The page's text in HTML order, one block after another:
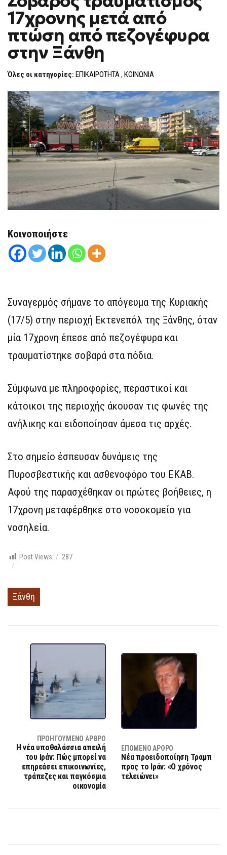
ΤΡΑΥΜΑΤΙΣΜΌΣ
17ΧΡΟΝΗΣ
ΜΕΤΆ
ΑΠΌ
ΠΤΏΣΗ
ΑΠΌ
17χρονης μετά από
πτώση από πεζογέφυρα
στην Ξάνθη
Όλες οι κατηγορίες: ΕΠΙΚΑΙΡΟΤΗΤΑ, ΚΟΙΝΩΝΙΑ
Κοινοποιήστε
Συναγερμός σήμανε το απόγευμα της Κυριακής
(17/5) στην περιοχή Εκτενεπόλ της Ξάνθης, όταν
μία 17χρονη έπεσε από πεζογέφυρα και
τραυματίστηκε σοβαρά στα πόδια.
Σύμφωνα με πληροφορίες, περαστικοί και
κάτοικοι της περιοχής άκουσαν τις φωνές της
ανήλικης και ειδοποίησαν άμεσα τις αρχές.
Στο σημείο έσπευσαν δυνάμεις της
Πυροσβεστικής και ασθενοφόρο του ΕΚΑΒ.
Αφού της παρασχέθηκαν οι πρώτες βοήθειες, η
17χρονη μεταφέρθηκε στο νοσοκομείο για
νοσηλεία.
Post Views: 287
Ξάνθη
ΠΡΟΗΓΟΎΜΕΝΟ ΆΡΘΡΟ
Η νέα υποθαλάσσια απειλή
του Ιράν: Πώς μπορεί να
επηρεάσει επικοινωνίες,
τράπεζες και παγκόσμια
οικονομία
ΕΠΌΜΕΝΟ ΆΡΘΡΟ
Νέα προειδοποίηση Τραμπ
προς το Ιράν: «Ο χρόνος
τελειώνει»